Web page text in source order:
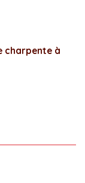
charpente à